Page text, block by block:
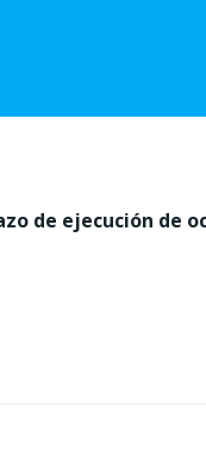
de ejecución de